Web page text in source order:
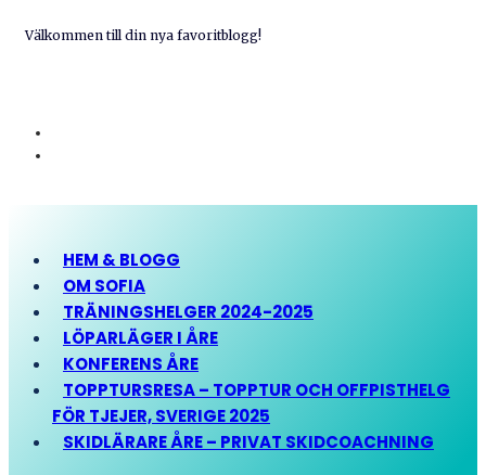
Välkommen till din nya favoritblogg!
HEM & BLOGG
OM SOFIA
TRÄNINGSHELGER 2024-2025
LÖPARLÄGER I ÅRE
KONFERENS ÅRE
TOPPTURSRESA – TOPPTUR OCH OFFPISTHELG
FÖR TJEJER, SVERIGE 2025
SKIDLÄRARE ÅRE – PRIVAT SKIDCOACHNING